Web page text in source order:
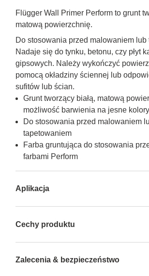
Flügger Wall Primer Perform to grunt
matową powierzchnię.
Do stosowania przed malowaniem lub
Nadaje się do tynku, betonu, czy płyt
gipsowych. Należy wykończyć
pomocą okładziny ściennej lub
sufitów lub ścian.
Grunt tworzący białą, matową
możliwość barwienia na jesne kolory
Do stosowania przed malowaniem
tapetowaniem
Farba gruntująca do stosowania
farbami Perform
Aplikacja
Cechy produktu
Zalecenia & bezpieczeństwo